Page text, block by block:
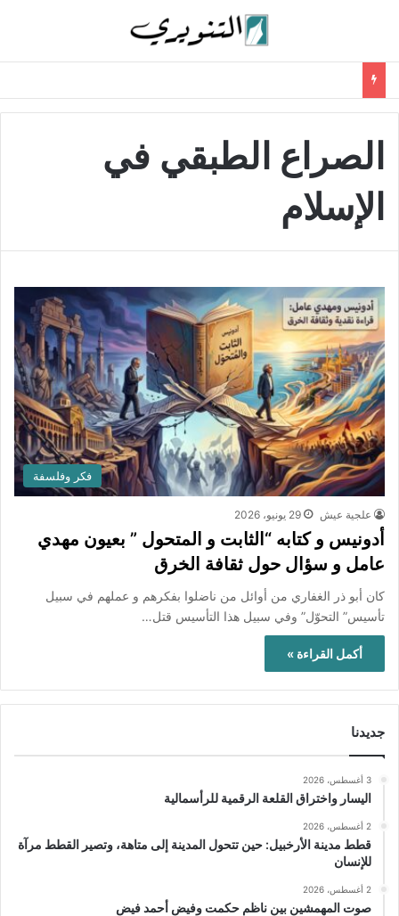
الصراع الطبقي في
الإسلام
فكر وفلسفة
علجية عيش 29 يونيو، 2026
أدونيس و كتابه “الثابت و المتحول ” بعيون مهدي
عامل و سؤال حول ثقافة الخرق
كان أبو ذر الغفاري من أوائل من ناضلوا بفكرهم و عملهم في سبيل
تأسيس” التحوّل” وفي سبيل هذا التأسيس قتل…
أكمل القراءة »
جديدنا
3 أغسطس، 2026
اليسار واختراق القلعة الرقمية للرأسمالية
2 أغسطس، 2026
قطط مدينة الأرخبيل: حين تتحول المدينة إلى متاهة، وتصير القطط مرآة
للإنسان
2 أغسطس، 2026
صوت المهمشين بين ناظم حكمت وفيض أحمد فيض